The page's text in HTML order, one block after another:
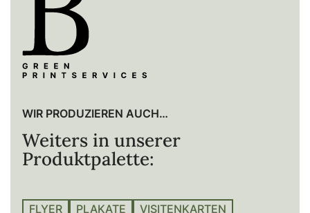
WIR PRODUZIEREN AUCH…
Weiters in unserer
Produktpalette:
FLYER PLAKATE VISITENKARTEN